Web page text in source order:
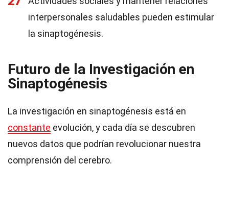
interpersonales saludables pueden estimular
la sinaptogénesis.
Futuro de la Investigación en
Sinaptogénesis
La investigación en sinaptogénesis está en
constante evolución, y cada día se descubren
nuevos datos que podrían revolucionar nuestra
comprensión del cerebro.